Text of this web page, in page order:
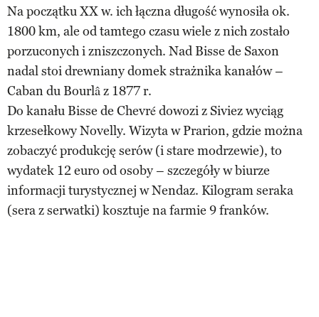
Na początku XX w. ich łączna długość wynosiła ok.
1800 km, ale od tamtego czasu wiele z nich zostało
porzuconych i zniszczonych. Nad Bisse de Saxon
nadal stoi drewniany domek strażnika kanałów –
Caban du Bourlâ z 1877 r.
Do kanału Bisse de Chevré dowozi z Siviez wyciąg
krzesełkowy Novelly. Wizyta w Prarion, gdzie można
zobaczyć produkcję serów (i stare modrzewie), to
wydatek 12 euro od osoby – szczegóły w biurze
informacji turystycznej w Nendaz. Kilogram seraka
(sera z serwatki) kosztuje na farmie 9 franków.